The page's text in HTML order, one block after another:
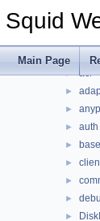
Squid
Main Page
► lib
▼
► acl
►
► anyp
► auth
► base
►
►
►
►